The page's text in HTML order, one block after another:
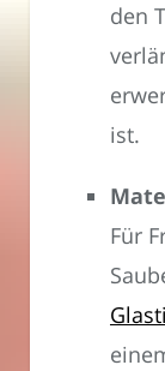
den
ist.
Für